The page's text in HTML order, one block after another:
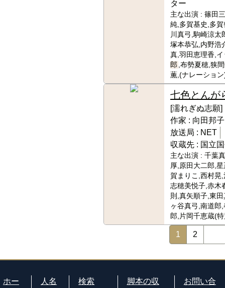
ター
主な出演 : 篠田
純,多賀基史,多
川真弓,駒崎涼太
塚本恭弘,内野浩
真,羽田恵理香,
郎 ,布勢夏穂,狭
薫,(ナレーショ
七色とんが
[濡れぎぬ志願]
作家 : 向田邦子
放送局 : NET
収蔵先 : 国立
主な出演 : 千葉
厚,原田大二郎,
賀まりこ,西村晃
志穂美悦子,赤木
則,真矢順子,東
ヶ谷真弓,南道郎
郎,片岡千恵蔵(
1 2
ホー
人名
検索
脚本の収
お問い合